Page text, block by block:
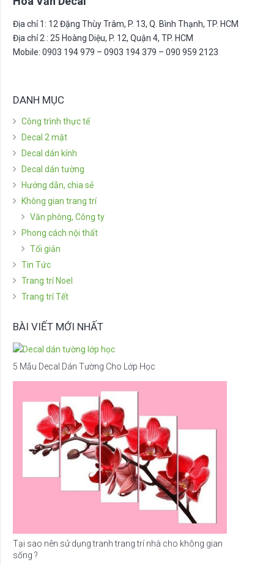
Địa chỉ 1: 12 Đặng Thùy Trâm, P. 13, Q. Bình Thạnh, TP. HCM
Địa chỉ 2 : 25 Hoàng Diệu, P. 12, Quận 4, TP. HCM
Mobile: 0903 194 979 – 0903 194 379 – 090 959 2123
DANH MỤC
Công trình thực tế
Decal 2 mặt
Decal dán kính
Decal dán tường
Hướng dẫn, chia sẻ
Không gian trang trí
Văn phòng, Công ty
Phong cách nội thất
Tối giản
Tin Tức
Trang trí Noel
Trang trí Tết
BÀI VIẾT MỚI NHẤT
5 Mẫu Decal Dán Tường Cho Lớp Học
Tại sao nên sử dụng tranh trang trí nhà cho không gian
sống ?